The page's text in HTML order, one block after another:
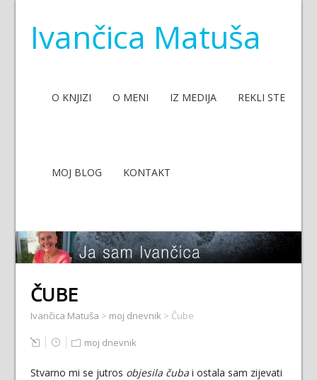
Ivančica Matuša
O KNJIZI O MENI IZ MEDIJA REKLI STE
MOJ BLOG KONTAKT
ČUBE
Ivančica Matuša > moj dnevnik > Čube
moj dnevnik
Stvarno mi se jutros objesila čuba i ostala sam zijevati